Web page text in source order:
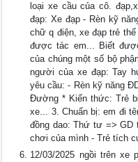
loại xe cầu của cô.
đạp: Xe đạp - Rèn kỹ
chữ q điện, xe đạp trẻ
được tác em... Biết
của chúng một số bộ
người của xe đạp: Tay
yêu cầu: - Rèn kỹ năng
Đường * Kiến thức: Trẻ
xe... 3. Chuẩn bị: em đi
đồng dao: Thứ tư => GD
chơi của mình - Trẻ tích
12/03/2025 ngồi trên xe